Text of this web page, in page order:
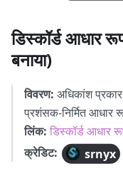
डिस्कॉर्ड आधार
बनाया)
विवरण: अधिकांश
प्रशंसक-निर्मित
लिंक: डिस्कॉर्ड आधार
क्रेडिट:
srnyx